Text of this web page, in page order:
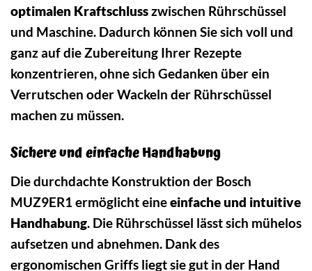
optimalen Kraftschlusszwischen Rührschüssel
und Maschine. Dadurch können Sie sich voll und
ganz auf die Zubereitung Ihrer Rezepte
konzentrieren, ohne sich Gedanken über ein
Verrutschen oder Wackeln der Rührschüssel
machen zu müssen.
Sichere und einfache Handhabung
Die durchdachte Konstruktion der Bosch
MUZ9ER1 ermöglicht eineeinfache und intuitive
Handhabung. Die Rührschüssel lässt sich mühelos
aufsetzen und abnehmen. Dank des
ergonomischen Griffs liegt sie gut in der Hand